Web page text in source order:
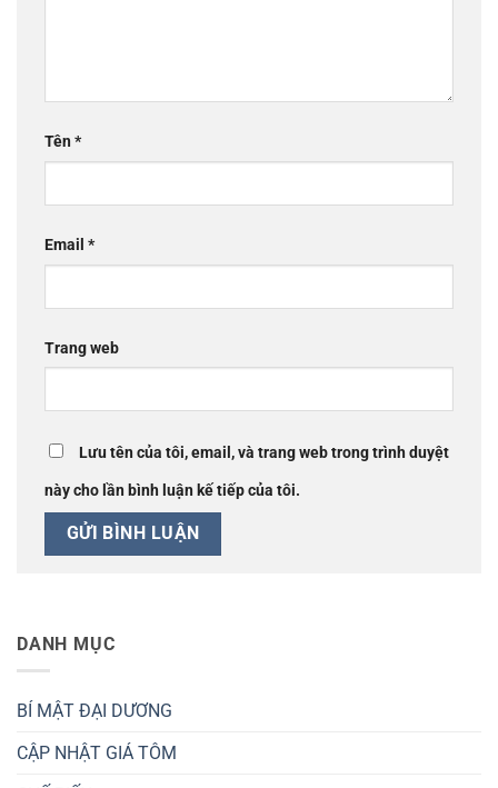
Tên*
Email *
Trang web
Lưu tên của tôi, email, và trang web trong trình duyệt
này cho lần bình luận kế tiếp của tôi.
DANH MỤC
BÍ MẬT ĐẠI DƯƠNG
CẬP NHẬT GIÁ TÔM